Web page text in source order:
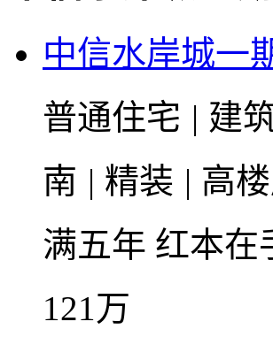
中信水岸城一
普通住宅 | 建
南 | 精装 | 高
满五年 红本在
121万